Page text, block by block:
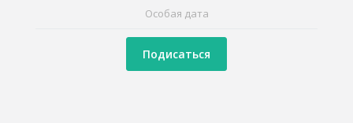
Особая дата
Подисаться